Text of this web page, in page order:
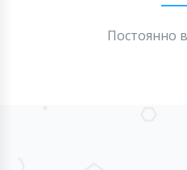
Постоянно